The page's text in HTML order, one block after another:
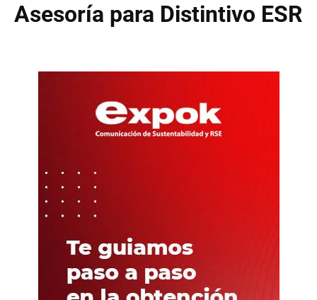
Asesoría para Distintivo ESR